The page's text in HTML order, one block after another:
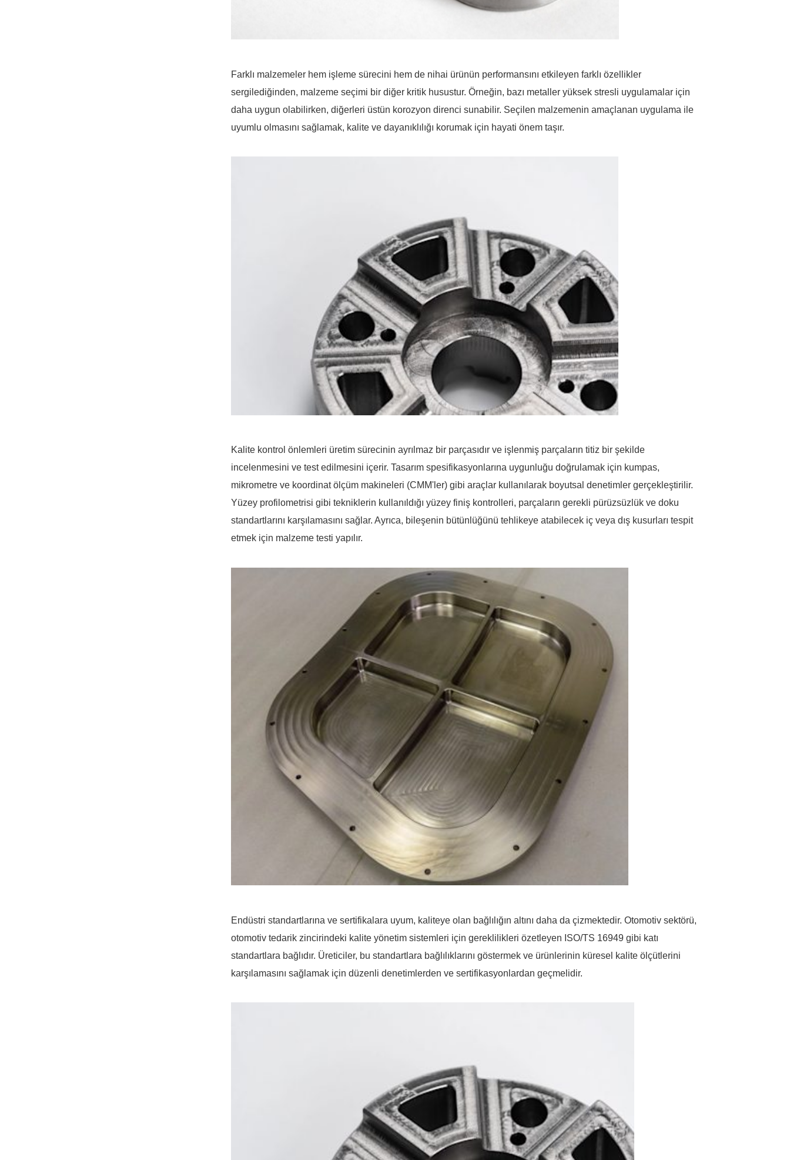
Farklı malzemeler hem işleme sürecini hem de nihai ürünün performansını etkileyen farklı özellikler
sergilediğinden, malzeme seçimi bir diğer kritik husustur. Örneğin, bazı metaller yüksek stresli uygulamalar için
daha uygun olabilirken, diğerleri üstün korozyon direnci sunabilir. Seçilen malzemenin amaçlanan uygulama ile
uyumlu olmasını sağlamak, kalite ve dayanıklılığı korumak için hayati önem taşır.
Kalite kontrol önlemleri üretim sürecinin ayrılmaz bir parçasıdır ve işlenmiş parçaların titiz bir şekilde
incelenmesini ve test edilmesini içerir. Tasarım spesifikasyonlarına uygunluğu doğrulamak için kumpas,
mikrometre ve koordinat ölçüm makineleri (CMM'ler) gibi araçlar kullanılarak boyutsal denetimler gerçekleştirilir.
Yüzey profilometrisi gibi tekniklerin kullanıldığı yüzey finiş kontrolleri, parçaların gerekli pürüzsüzlük ve doku
standartlarını karşılamasını sağlar. Ayrıca, bileşenin bütünlüğünü tehlikeye atabilecek iç veya dış kusurları tespit
etmek için malzeme testi yapılır.
Endüstri standartlarına ve sertifikalara uyum, kaliteye olan bağlılığın altını daha da çizmektedir. Otomotiv sektörü,
otomotiv tedarik zincirindeki kalite yönetim sistemleri için gereklilikleri özetleyen ISO/TS 16949 gibi katı
standartlara bağlıdır. Üreticiler, bu standartlara bağlılıklarını göstermek ve ürünlerinin küresel kalite ölçütlerini
karşılamasını sağlamak için düzenli denetimlerden ve sertifikasyonlardan geçmelidir.